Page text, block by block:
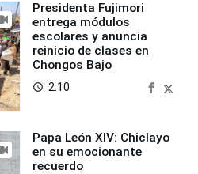
Presidenta Fujimori
entrega módulos
escolares y anuncia
reinicio de clases en
Chongos Bajo
access_time 2:10
Papa León XIV: Chiclayo
en su emocionante
recuerdo